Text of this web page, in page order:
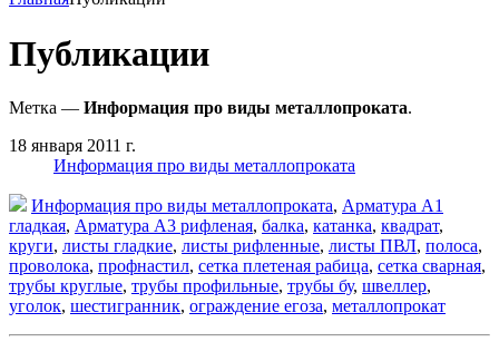
Публикации
Метка — Информация про виды металлопроката.
18 января 2011 г.
Информация про виды металлопроката
Информация про виды металлопроката, Арматура А1
гладкая, Арматура А3 рифленая, балка, катанка, квадрат,
круги, листы гладкие, листы рифленные, листы ПВЛ, полоса,
проволока, профнастил, сетка плетеная рабица, сетка сварная,
трубы круглые, трубы профильные, трубы бу, швеллер,
уголок, шестигранник, ограждение егоза, металлопрокат